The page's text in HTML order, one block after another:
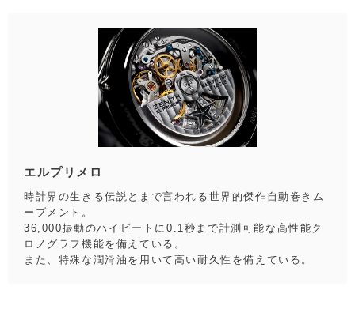
エルプリメロ
時計界の生きる伝説とまで言われる世界的傑作自動巻きム
ーブメント。
36,000振動のハイビートに0.1秒まで計測可能な高性能ク
ロノグラフ機能を備えている。
また、特殊な潤滑油を用いて高い耐久性を備えている。